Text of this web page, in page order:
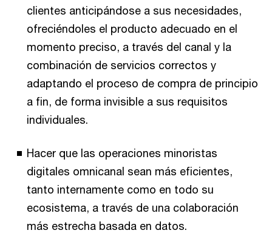
clientes anticipándose a sus necesidades,
ofreciéndoles el producto adecuado en el
momento preciso, a través del canal y la
combinación de servicios correctos y
adaptando el proceso de compra de principio
a fin, de forma invisible a sus requisitos
individuales.
Hacer que las operaciones minoristas
digitales omnicanal sean más eficientes,
tanto internamente como en todo su
ecosistema, a través de una colaboración
más estrecha basada en datos.